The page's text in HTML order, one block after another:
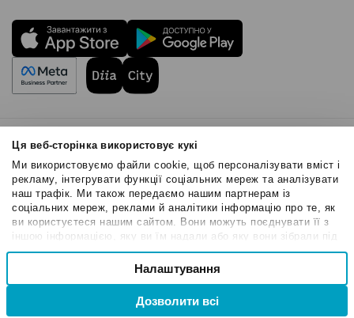
Ця веб-сторінка використовує кукі
Ми використовуємо файли cookie, щоб персоналізувати вміст і
рекламу, інтегрувати функції соціальних мереж та аналізувати
наш трафік. Ми також передаємо нашим партнерам із
соціальних мереж, реклами й аналітики інформацію про те, як
ви користуєтеся нашим сайтом. Вони можуть поєднувати її з
іншою інформацією, яку ви їм надали або яку вони зібрали під
час вашого користування їхніми службами.
Вибір
Налаштування
Дозволити всі
Правила користування
Політика Cookies
Безпека SendPulse
Політика конфіденційності
© 2015 - 2026. ТОВ «СендПульс». Всі права захищені